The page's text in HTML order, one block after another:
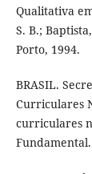
Qualitativa
S. B.;
Porto, 1994.
BRASIL.
Curriculares
curriculares
Fundamental.